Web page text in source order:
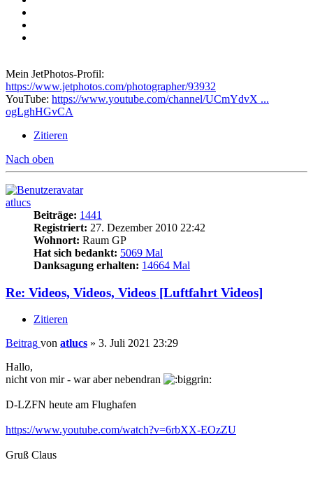
Mein JetPhotos-Profil:
https://www.jetphotos.com/photographer/93932
YouTube: https://www.youtube.com/channel/UCmYdvX ...
ogLghHGvCA
Zitieren
Nach oben
atlucs
Beiträge: 1441
Registriert: 27. Dezember 2010 22:42
Wohnort: Raum GP
Hat sich bedankt: 5069 Mal
Danksagung erhalten: 14664 Mal
Re: Videos, Videos, Videos [Luftfahrt Videos]
Zitieren
Beitrag von atlucs » 3. Juli 2021 23:29
Hallo,
nicht von mir - war aber nebendran
D-LZFN heute am Flughafen
https://www.youtube.com/watch?v=6rbXX-EOzZU
Gruß Claus